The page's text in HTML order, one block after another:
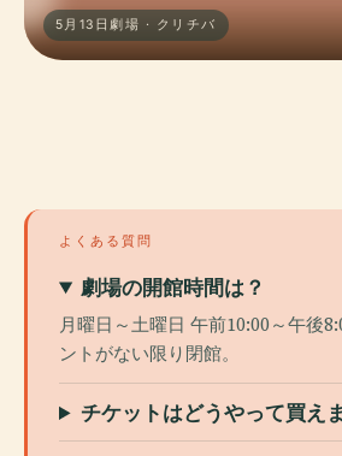
5月13日劇場 · クリチバ
よくある質問
劇場の開館時間は？
月曜日～土曜日 午前10:00～午後
ントがない限り閉館。
チケットはどうやって買え